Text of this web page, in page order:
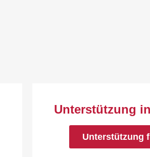
Unterstützung
Unterstützung